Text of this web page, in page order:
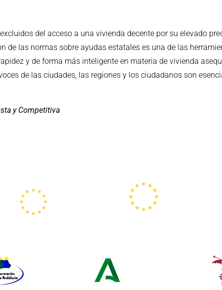
del acceso a una vivienda decente por su elevado
de las normas sobre ayudas estatales es una de las
y de forma más inteligente en materia de vivienda
de las ciudades, las regiones y los ciudadanos son
y Competitiva